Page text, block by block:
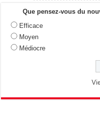
Que pensez-vous du
Efficace
Moyen
Médiocre